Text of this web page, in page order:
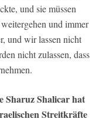
und sie müssen
und immer
und wir lassen nicht
nicht zulassen, dass
Sharuz Shalicar hat
Streitkräfte